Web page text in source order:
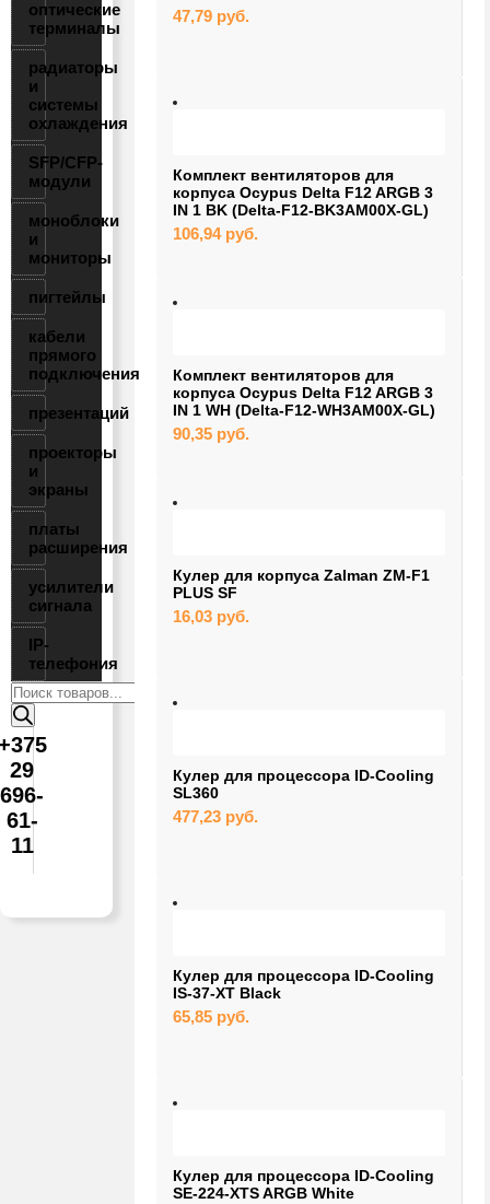
оптические
терминалы
радиаторы
и
системы
охлаждения
SFP/CFP-
модули
моноблоки
и
мониторы
пигтейлы
кабели
прямого
подключения
презентаций
проекторы
и
экраны
платы
расширения
усилители
сигнала
IP-
телефония
Поиск
товаров
29
696-
61-
11
47,79 руб.
Комплект вентиляторов для
корпуса Ocypus Delta F12 ARGB 3
IN 1 BK (Delta-F12-BK3AM00X-GL)
106,94 руб.
Комплект вентиляторов для
корпуса Ocypus Delta F12 ARGB 3
IN 1 WH (Delta-F12-WH3AM00X-GL)
90,35 руб.
Кулер для корпуса Zalman ZM-F1
PLUS SF
16,03 руб.
Кулер для процессора ID-Cooling
SL360
477,23 руб.
Кулер для процессора ID-Cooling
IS-37-XT Black
65,85 руб.
Кулер для процессора ID-Cooling
SE-224-XTS ARGB White